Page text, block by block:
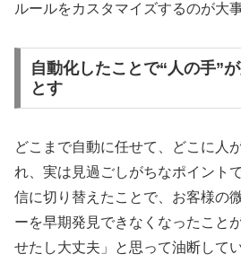
ルールをカスタマイズするのが大事
自動化したことで“人の手”
とす
どこまで自動に任せて、どこに
れ、実は見過ごしがちなポイント
信に切り替えたことで、お客様の
ーを早期発見できなくなったこと
せたし大丈夫」と思って油断して